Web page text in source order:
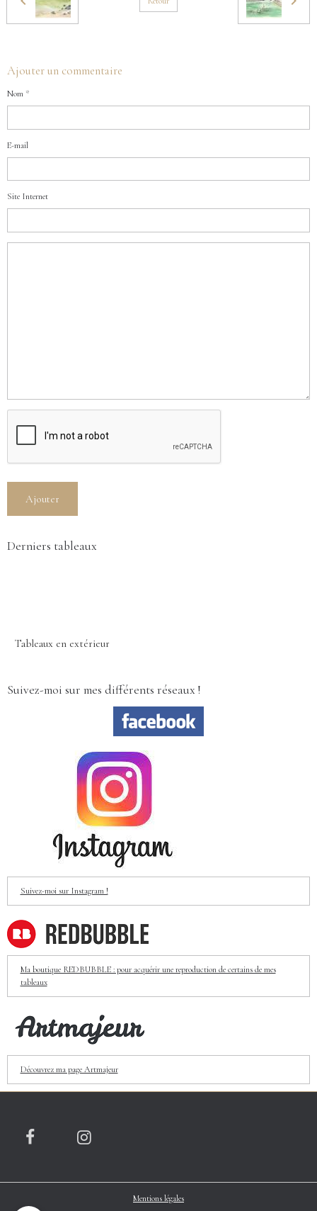
Ajouter un commentaire
Nom
E-mail
Site Internet
Ajouter
Derniers tableaux
Tableaux en extérieur
Suivez-moi sur mes différents réseaux !
Suivez-moi sur Instagram !
Ma boutique REDBUBBLE : pour acquérir une reproduction de certains de mes
tableaux
Découvrez ma page Artmajeur
Mentions légales